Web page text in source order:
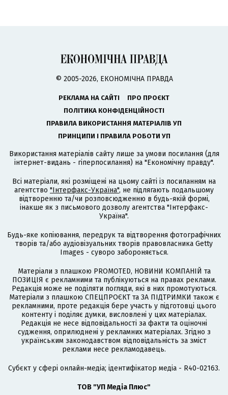
© 2005-2026, ЕКОНОМІЧНА ПРАВДА
РЕКЛАМА НА САЙТІ
ПРО ПРОЄКТ
ПОЛІТИКА КОНФІДЕНЦІЙНОСТІ
ПРАВИЛА ВИКОРИСТАННЯ МАТЕРІАЛІВ УП
ПРИНЦИПИ І ПРАВИЛА РОБОТИ УП
Використання матеріалів сайту лише за умови посилання (для
інтернет-видань - гіперпосилання) на "Економічну правду".
Всі матеріали, які розміщені на цьому сайті із посиланням на
агентство "Інтерфакс-Україна", не підлягають подальшому
відтворенню та/чи розповсюдженню в будь-якій формі,
інакше як з письмового дозволу агентства "Інтерфакс-
Україна".
Будь-яке копіювання, передрук та відтворення фотографічних
творів та/або аудіовізуальних творів правовласника Getty
Images - суворо забороняється.
Матеріали з плашкою PROMOTED, НОВИНИ КОМПАНІЙ та
ПОЗИЦІЯ є рекламними та публікуються на правах реклами.
Редакція може не поділяти погляди, які в них промотуються.
Матеріали з плашкою СПЕЦПРОЄКТ та ЗА ПІДТРИМКИ також є
рекламними, проте редакція бере участь у підготовці цього
контенту і поділяє думки, висловлені у цих матеріалах.
Редакція не несе відповідальності за факти та оціночні
судження, оприлюднені у рекламних матеріалах. Згідно з
українським законодавством відповідальність за зміст
реклами несе рекламодавець.
Cубєкт у сфері онлайн-медіа; ідентифікатор медіа - R40-02163.
ТОВ "УП Медіа Плюс"